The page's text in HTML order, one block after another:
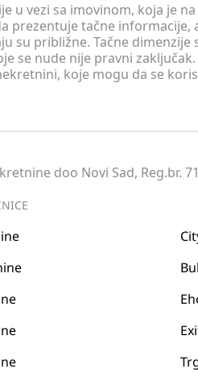
u vezi sa imovinom, koja je
prezentuje tačne
su približne. Tačne
se nude nije pravni
koje mogu da se
doo Novi Sad, Reg.br.